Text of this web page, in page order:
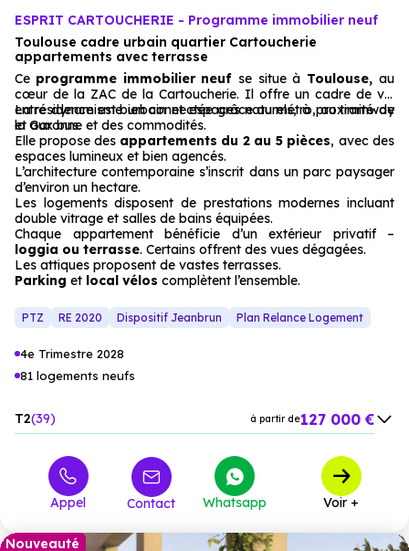
ESPRIT CARTOUCHERIE - Programme immobilier neuf
Toulouse cadre urbain quartier Cartoucherie
appartements avec terrasse
Ce programme immobilier neuf se situe à Toulouse, au
cœur de la ZAC de la Cartoucherie. Il offre un cadre de vie
entre dynamisme urbain et espaces naturels, à proximité de
la Garonne et des commodités.
La résidence est bien connectée grâce au métro, au tramway
et aux bus.
Elle propose des appartements du 2 au 5 pièces, avec des
espaces lumineux et bien agencés.
L’architecture contemporaine s’inscrit dans un parc paysager
d’environ un hectare.
Les logements disposent de prestations modernes incluant
double vitrage et salles de bains équipées.
Chaque appartement bénéficie d’un extérieur privatif –
loggia ou terrasse. Certains offrent des vues dégagées.
Les attiques proposent de vastes terrasses.
Parking et local vélos complètent l’ensemble.
PTZ RE 2020 Dispositif Jeanbrun Plan Relance Logement
4e Trimestre 2028
81 logements neufs
T2 39 à partir de127 000 €
à partir de 352 607 €
à partir de 509 900 €
Appel Contact Whatsapp Voir +
Nouveauté